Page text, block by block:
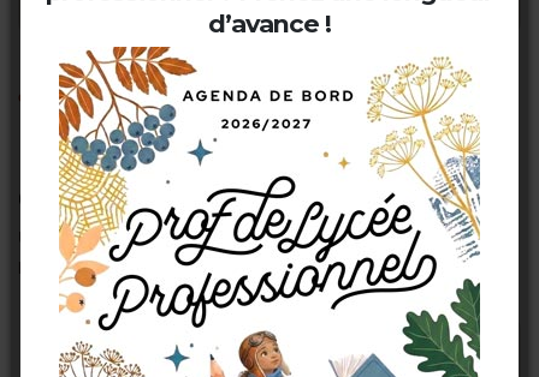
CONTENU DE L'AGENDA
Ce que contient l'agenda 2026-2027
Un outil complet, pensé dans les détails pour le quotidien en lycée
professionnel
PLANNING ANNUEL